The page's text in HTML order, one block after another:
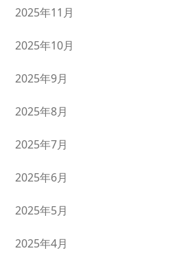
2025年11月
2025年10月
2025年9月
2025年8月
2025年7月
2025年6月
2025年5月
2025年4月